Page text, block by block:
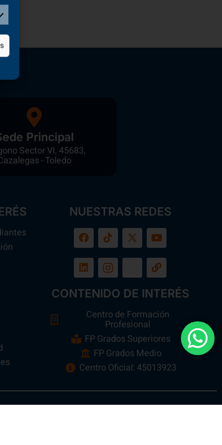
Principal
Sector VI, 45683,
- Toledo
NUESTRAS REDES
CONTENIDO DE INTERÉS
Centro de Formación
Profesional
FP Grados Superiores
FP Grados Medio
Centro Oficial: 45013923